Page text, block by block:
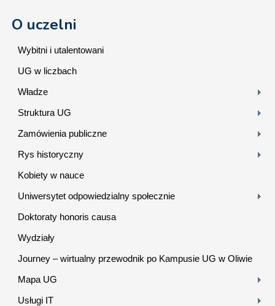
O uczelni
Wybitni i utalentowani
UG w liczbach
Władze
Struktura UG
Zamówienia publiczne
Rys historyczny
Kobiety w nauce
Uniwersytet odpowiedzialny społecznie
Doktoraty honoris causa
Wydziały
Journey – wirtualny przewodnik po Kampusie UG w Oliwie
Mapa UG
Usługi IT